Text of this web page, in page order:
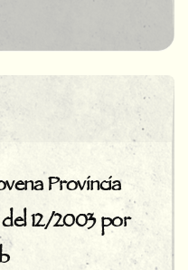
Provincia
12/2003 por